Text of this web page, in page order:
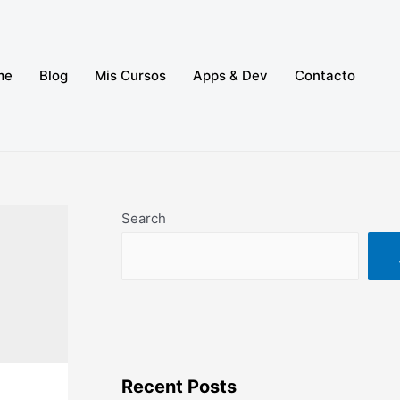
Blog Mis Cursos Apps & Dev Contacto
Search
Recent Posts